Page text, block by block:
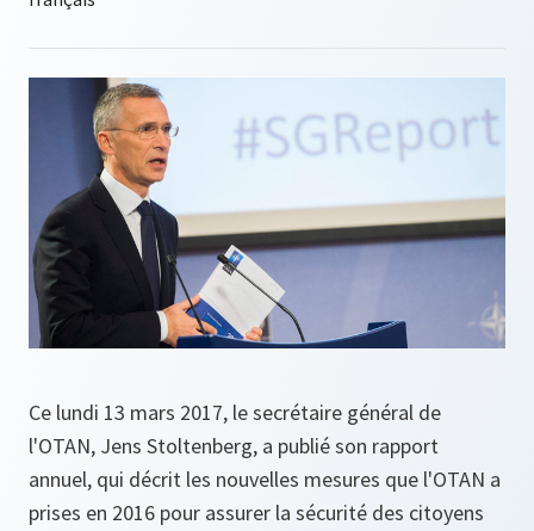
Ce lundi 13 mars 2017, le secrétaire général de
l'OTAN, Jens Stoltenberg, a publié son rapport
annuel, qui décrit les nouvelles mesures que l'OTAN a
prises en 2016 pour assurer la sécurité des citoyens